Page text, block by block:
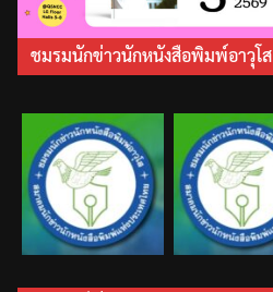
ชมรมนักข่าวนักหนังสือพิมพ์อาวุโส